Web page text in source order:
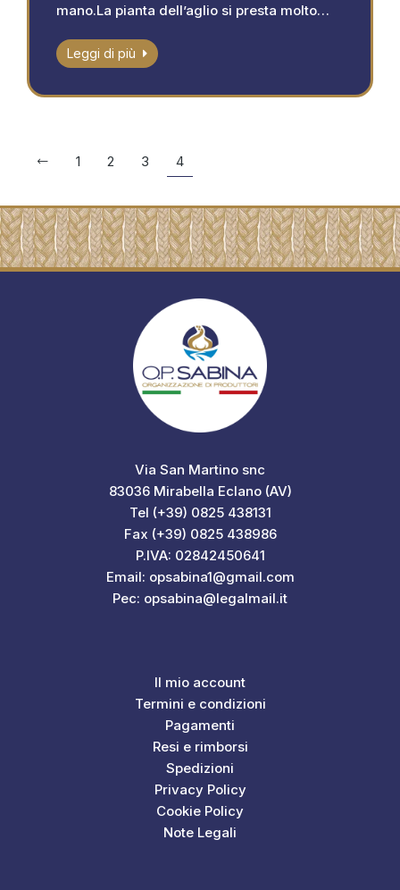
mano.La pianta dell’aglio si presta molto…
Leggi di più
1 2 3 4
Via San Martino snc
83036 Mirabella Eclano (AV)
Tel (+39) 0825 438131
Fax (+39) 0825 438986
P.IVA: 02842450641
Email: opsabina1@gmail.com
Pec: opsabina@legalmail.it
Il mio account
Termini e condizioni
Pagamenti
Resi e rimborsi
Spedizioni
Privacy Policy
Cookie Policy
Note Legali